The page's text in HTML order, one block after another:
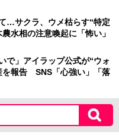
…サクラ、ウメ枯らす“特定
水相の注意喚起に「怖い」
で」アイラップ公式が“ウォ
を報告 SNS「心強い」「落